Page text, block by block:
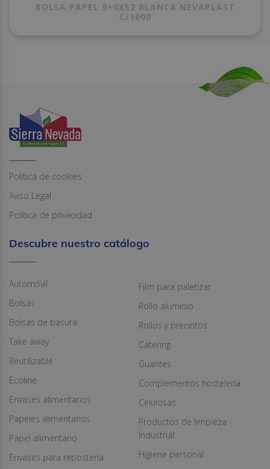
BOLSA PAPEL 9+6X52 BLANCA NEVAPLAST
C/1000
Política de cookies
Aviso Legal
Política de privacidad
Descubre nuestro catálogo
Automóvil
Bolsas
Bolsas de basura
Take away
Reutilizable
Ecoline
Envases alimentarios
Papeles alimentarios
Papel alimentario
Envases para repostería
Film para paletizar
Rollo aluminio
Rollos y precintos
Catering
Guantes
Complementos hostelería
Celulosas
Productos de limpieza
Industrial
Higiene personal